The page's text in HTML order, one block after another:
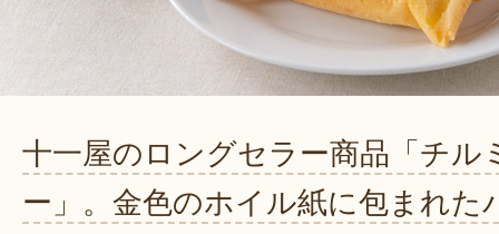
十一屋のロングセラー商品「チル
ー」。金色のホイル紙に包まれた